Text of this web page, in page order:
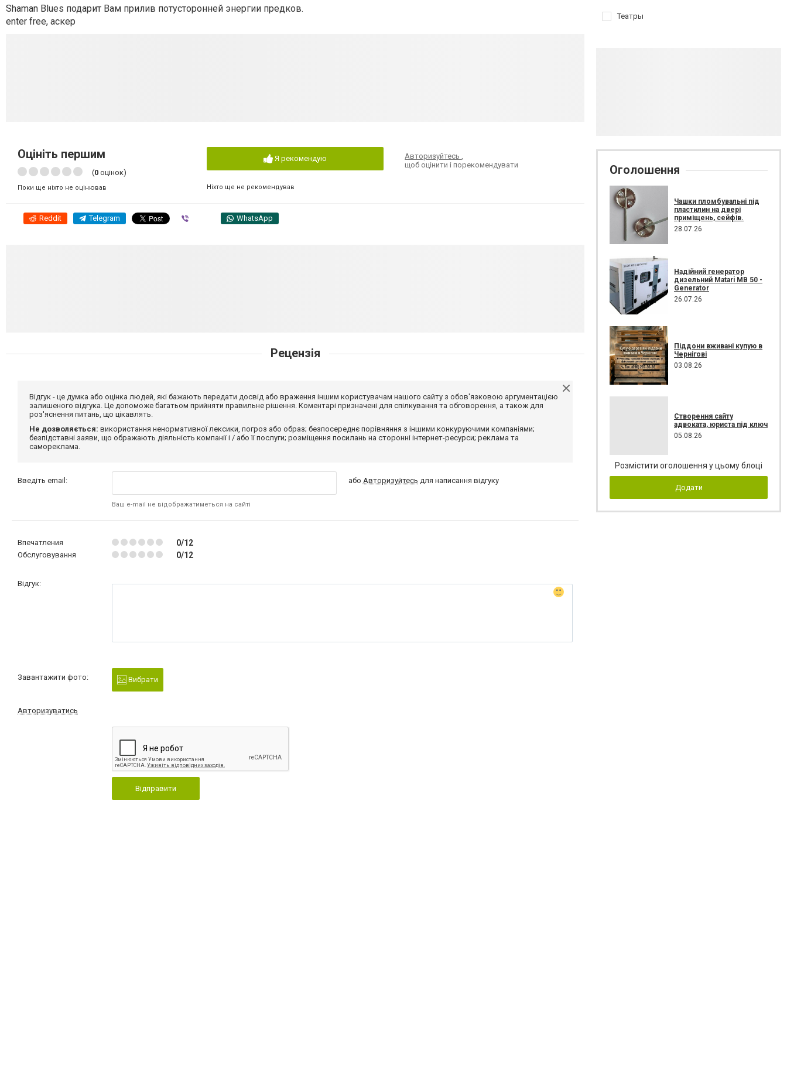
Shaman Blues подарит Вам прилив потусторонней энергии предков.
enter free, аскер
Оцініть першим
(0 оцінок)
Поки ще ніхто не оцінював
Я рекомендую
Ніхто ще не рекомендував
Авторизуйтесь
щоб оцінити і порекомендувати
Reddit Telegram WhatsApp
Рецензія
Відгук - це думка або оцінка людей, які бажають передати досвід або враження іншим користувачам нашого сайту з обов'язковою аргументацією
залишеного відгука. Це допоможе багатьом прийняти правильне рішення. Коментарі призначені для спілкування та обговорення, а також для
роз'яснення питань, що цікавлять.
Не дозволяється: використання ненормативної лексики, погроз або образ; безпосереднє порівняння з іншими конкуруючими компаніями;
безпідставні заяви, що ображають діяльність компанії і / або її послуги; розміщення посилань на сторонні інтернет-ресурси; реклама та
самореклама.
Введіть email:
Ваш e-mail не відображатиметься на сайті
або Авторизуйтесь для написання відгуку
Впечатления 0/12
Обслуговування 0/12
Відгук:
Завантажити фото: Вибрати
Авторизуватись
Відправити
Театры
Оголошення
Чашки пломбувальні під
пластилин на двері
приміщень, сейфів.
28.07.26
Надійний генератор
дизельний Matari MB 50 -
Generator
26.07.26
Піддони вживані купую в
Чернігові
03.08.26
Створення сайту
адвоката, юриста під ключ
05.08.26
Розмістити оголошення у цьому блоці
Додати